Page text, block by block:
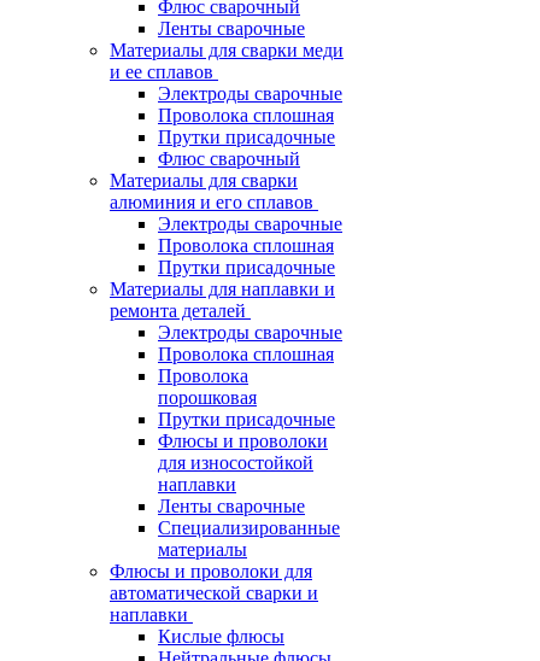
Флюс сварочный
Ленты сварочные
Материалы для сварки меди
и ее сплавов
Электроды сварочные
Проволока сплошная
Прутки присадочные
Флюс сварочный
Материалы для сварки
алюминия и его сплавов
Электроды сварочные
Проволока сплошная
Прутки присадочные
Материалы для наплавки и
ремонта деталей
Электроды сварочные
Проволока сплошная
Проволока
порошковая
Прутки присадочные
Флюсы и проволоки
для износостойкой
наплавки
Ленты сварочные
Специализированные
материалы
Флюсы и проволоки для
автоматической сварки и
наплавки
Кислые флюсы